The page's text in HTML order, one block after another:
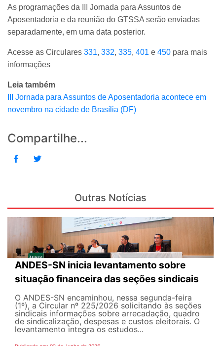
As programações da III Jornada para Assuntos de
Aposentadoria e da reunião do GTSSA serão enviadas
separadamente, em uma data posterior.
Acesse as Circulares 331, 332, 335, 401 e 450 para mais
informações
Leia também
III Jornada para Assuntos de Aposentadoria acontece em
novembro na cidade de Brasília (DF)
Compartilhe...
Outras Notícias
ANDES-SN inicia levantamento sobre
situação financeira das seções sindicais
O ANDES-SN encaminhou, nessa segunda-feira
(1º), a Circular nº 225/2026 solicitando às seções
sindicais informações sobre arrecadação, quadro
de sindicalização, despesas e custos eleitorais. O
levantamento integra os estudos...